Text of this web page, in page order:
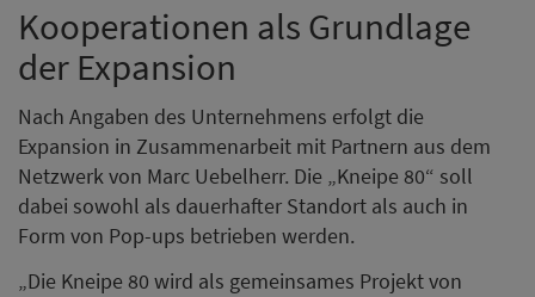
Kooperationen als Grundlage
der Expansion
Nach Angaben des Unternehmens erfolgt die
Expansion in Zusammenarbeit mit Partnern aus dem
Netzwerk von Marc Uebelherr. Die „Kneipe 80“ soll
dabei sowohl als dauerhafter Standort als auch in
Form von Pop-ups betrieben werden.
„Die Kneipe 80 wird als gemeinsames Projekt von